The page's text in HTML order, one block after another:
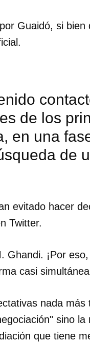
Guaidó, si bien
de los
en una
de
evitado hacer
Twitter.
Ghandi. ¡Por
casi
nada más
sino la
que tiene